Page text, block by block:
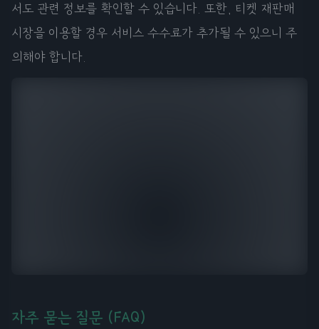
서도 관련 정보를 확인할 수 있습니다. 또한, 티켓 재판매
시장을 이용할 경우 서비스 수수료가 추가될 수 있으니 주
의해야 합니다.
자주 묻는 질문 (FAQ)